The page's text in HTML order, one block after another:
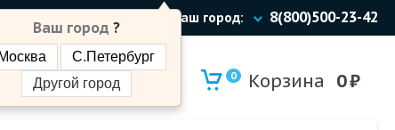
Ваш город:
Ваш город ?
Москва
С.Петербург
Другой город
8(800)500-23-42
0 Корзина 0₽